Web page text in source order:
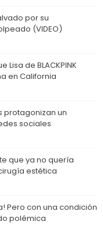
por su
(VIDEO)
de BLACKPINK
en California
protagonizan un
sociales
que ya no quería
estética
Pero con una condición
polémica